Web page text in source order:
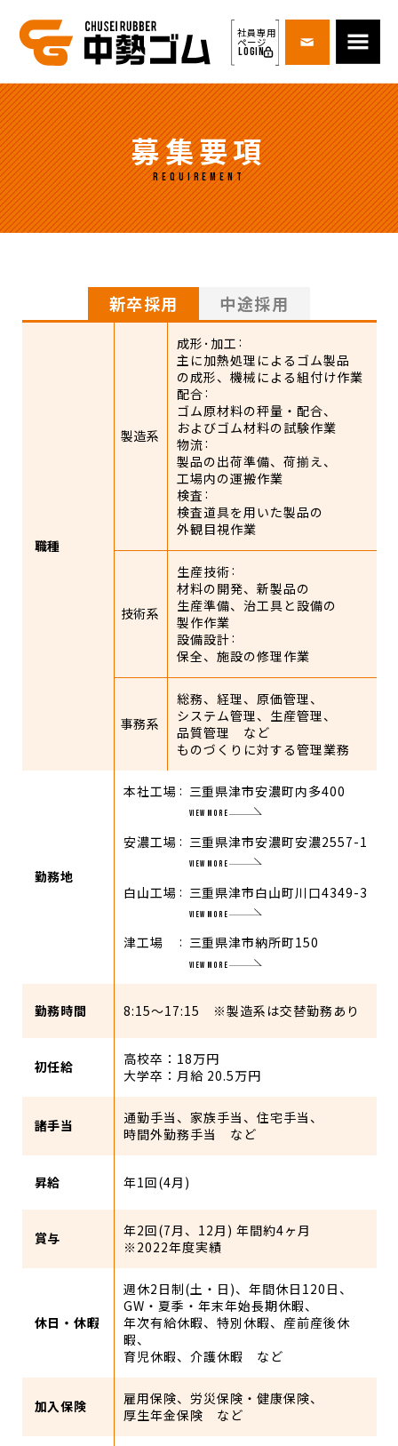
社員専用
ページ
LOGIN
募集要項
REQUIREMENT
新卒採用 中途採用
職種
製造系
成形･加工
主に加熱処理によるゴム製品
の成形、機械による組付け作業
配合
ゴム原材料の秤量・配合、
およびゴム材料の試験作業
物流
製品の出荷準備、荷揃え、
工場内の運搬作業
検査
検査道具を用いた製品の
外観目視作業
技術系
生産技術
材料の開発、新製品の
生産準備、治工具と設備の
製作作業
設備設計
保全、施設の修理作業
事務系
総務、経理、原価管理、
システム管理、生産管理、
品質管理 など
ものづくりに対する管理業務
勤務地
本社工場 三重県津市安濃町内多400
VIEW MORE
安濃工場 三重県津市安濃町安濃2557-1
VIEW MORE
白山工場 三重県津市白山町川口4349-3
VIEW MORE
津工場 三重県津市納所町150
VIEW MORE
勤務時間 8:15～17:15 ※製造系は交替勤務あり
初任給
高校卒：18万円
大学卒：月給 20.5万円
諸手当
通勤手当、家族手当、住宅手当、
時間外勤務手当 など
昇給 年1回(4月)
賞与
年2回(7月、12月) 年間約4ヶ月
※2022年度実績
休日・休暇
週休2日制(土・日)、年間休日120日、
GW・夏季・年末年始長期休暇、
年次有給休暇、特別休暇、産前産後休
暇、
育児休暇、介護休暇 など
加入保険
雇用保険、労災保険・健康保険、
厚生年金保険 など